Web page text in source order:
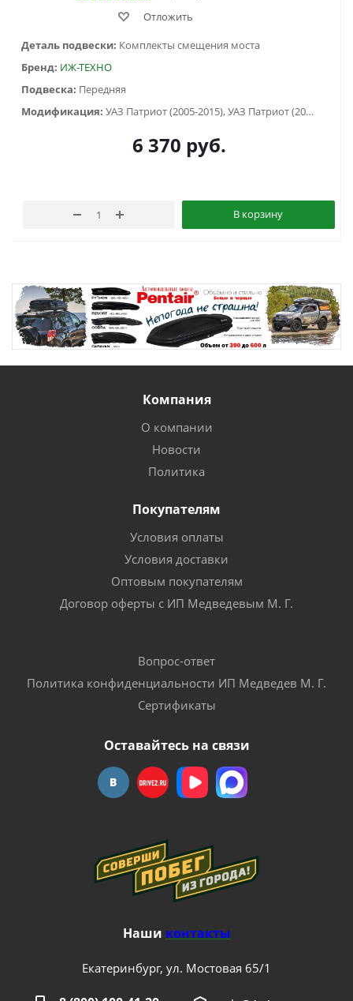
Отложить
Деталь подвески: Комплекты смещения моста
Бренд: ИЖ-ТЕХНО
Подвеска: Передняя
Модификация:
УАЗ Патриот (2005-2015), УАЗ Патриот (2015-2018), УАЗ Патриот пикап (2008-...), УАЗ Хантер (2003-...)
6 370 руб.
В корзину
Компания
О компании
Новости
Политика
Покупателям
Условия оплаты
Условия доставки
Оптовым покупателям
Договор оферты с ИП Медведевым М. Г.
Вопрос-ответ
Политика конфиденциальности ИП Медведев М. Г.
Сертификаты
Оставайтесь на связи
Наши контакты
Екатеринбург, ул. Мостовая 65/1